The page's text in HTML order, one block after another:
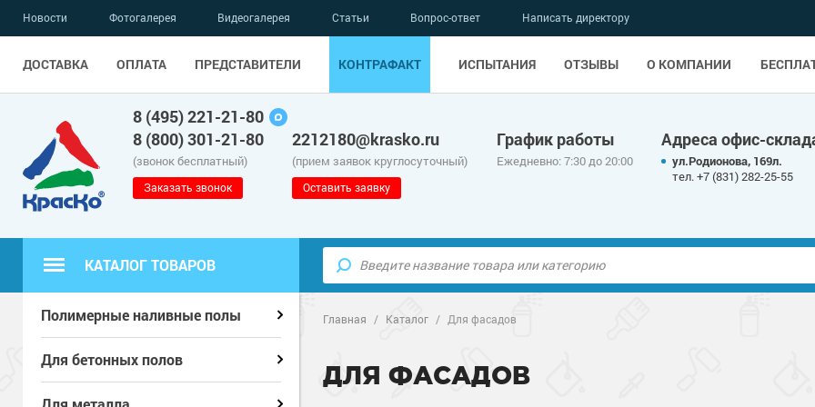
Новости Фотогалерея Видеогалерея Статьи Вопрос-ответ Написать директору
ДОСТАВКА ОПЛАТА ПРЕДСТАВИТЕЛИ КОНТРАФАКТ ИСПЫТАНИЯ ОТЗЫВЫ О КОМПАНИИ
8 (495) 221-21-80
8 (800) 301-21-80
(звонок бесплатный)
Заказать звонок
2212180@krasko.ru
(прием заявок круглосуточный)
Оставить заявку
График работы
Ежедневно: 7:30 до 20:00
Адреса офис-
ул.Родионова, 169л.
тел. +7 (831) 282-25-55
КАТАЛОГ ТОВАРОВ
Полимерные наливные полы Полиуретановые полы
Для бетонных полов
Главная / Каталог / Для фасадов
ДЛЯ ФАСАДОВ
Полимерные наливные полы Полиуретановые полы
Для бетонных полов